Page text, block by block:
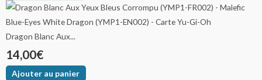
Dragon Blanc Aux...
14,00€
Ajouter au panier